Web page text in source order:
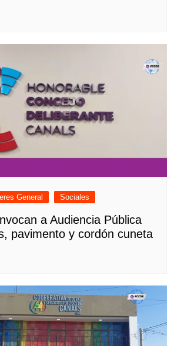
General Sociales
a Audiencia Pública
pavimento y cordón cuneta